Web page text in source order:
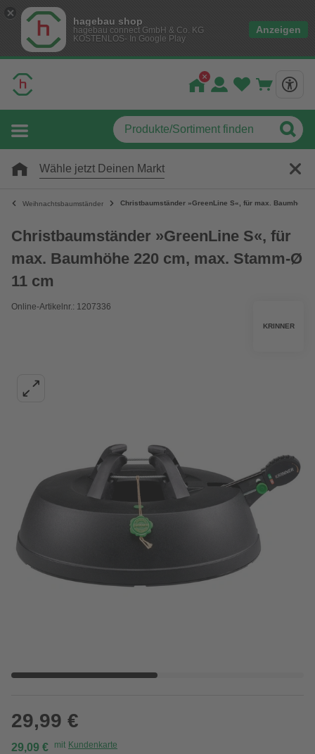
hagebau shop
hagebau connect GmbH & Co. KG
KOSTENLOS- In Google Play
Anzeigen
Wähle jetzt Deinen Markt
Weihnachtsbaumständer Christbaumständer »GreenLine S«, für max. Baumhöhe
Christbaumständer »GreenLine S«, für
max. Baumhöhe 220 cm, max. Stamm-Ø
11 cm
Online-Artikelnr.: 1207336
KRINNER
29,99 €
29,09 € mit Kundenkarte